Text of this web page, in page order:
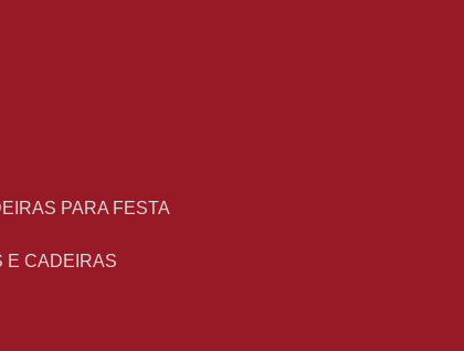
PARA FESTA
E CADEIRAS